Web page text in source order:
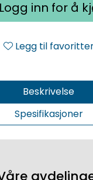
Logg inn for å
Legg til
Beskrivelse
Spesifikasjoner